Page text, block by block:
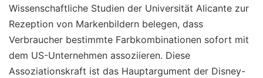
Wissenschaftliche Studien der Universität Alicante zur
Rezeption von Markenbildern belegen, dass
Verbraucher bestimmte Farbkombinationen sofort mit
dem US-Unternehmen assoziieren. Diese
Assoziationskraft ist das Hauptargument der Disney-